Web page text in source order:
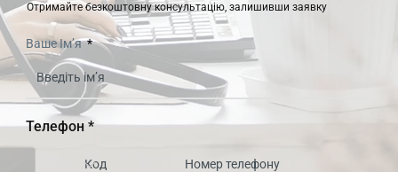
Отримайте безкоштовну консультацію, залишивши заявку
Ваше Ім’я
Телефон *